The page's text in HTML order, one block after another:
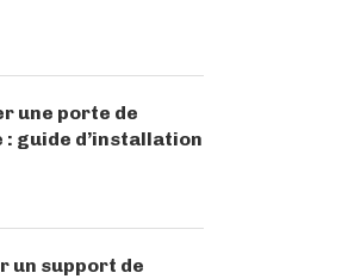
une porte de
guide d’installation
un support de